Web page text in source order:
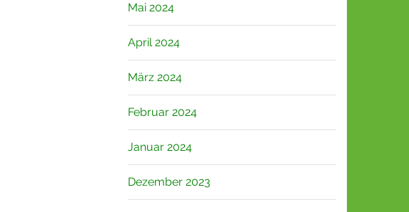
Mai 2024
April 2024
März 2024
Februar 2024
Januar 2024
Dezember 2023